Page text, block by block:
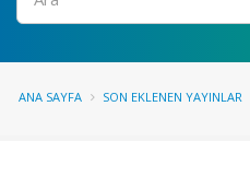
ANA SAYFA SON EKLENEN YAYINLAR